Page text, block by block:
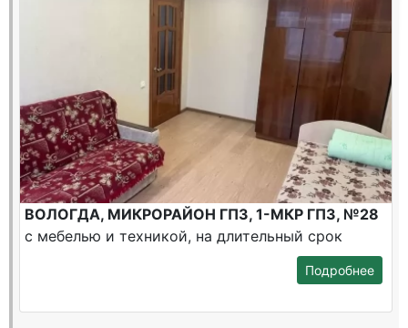
ВОЛОГДА, МИКРОРАЙОН ГПЗ, 1-МКР ГПЗ, №28
с мебелью и техникой, на длительный срок
Подробнее